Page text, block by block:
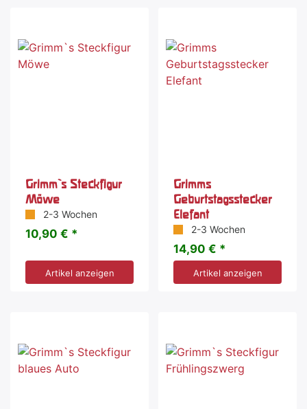
Grimm`s Steckfigur
Möwe
2-3 Wochen
10,90 € *
Artikel anzeigen
Grimms
Geburtstagsstecker
Elefant
2-3 Wochen
14,90 € *
Artikel anzeigen